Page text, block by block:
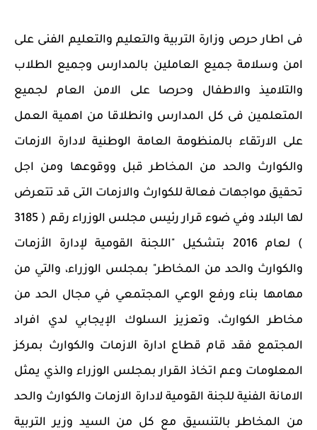
فى اطار حرص وزارة التربية والتعليم والتعليم الفنى على
امن وسلامة جميع العاملين بالمدارس وجميع الطلاب
والتلاميذ والاطفال وحرصا على الامن العام لجميع
المتعلمين فى كل المدارس وانطلاقا من اهمية العمل
على الارتقاء بالمنظومة العامة الوطنية لادارة الازمات
والكوارث والحد من المخاطر قبل ووقوعها ومن اجل
تحقيق مواجهات فعالة للكوارث والازمات التى قد تتعرض
لها البلاد وفي ضوء قرار رئيس مجلس الوزراء رقم ( 3185
) لعام 2016 بتشكيل "اللجنة القومية لإدارة الأزمات
والكوارث والحد من المخاطر" بمجلس الوزراء، والتي من
مهامها بناء ورفع الوعي المجتمعي في مجال الحد من
مخاطر الكوارث، وتعزيز السلوك الإيجابي لدي افراد
المجتمع فقد قام قطاع ادارة الازمات والكوارث بمركز
المعلومات وعم اتخاذ القرار بمجلس الوزراء والذي يمثل
الامانة الفنية للجنة القومية لادارة الازمات والكوارث والحد
من المخاطر بالتنسيق مع كل من السيد وزير التربية